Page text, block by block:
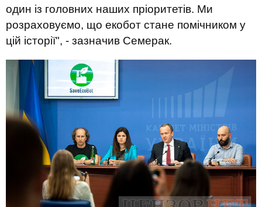
один із головних наших пріоритетів. Ми
розраховуємо, що екобот стане помічником у
цій історії", - зазначив Семерак.